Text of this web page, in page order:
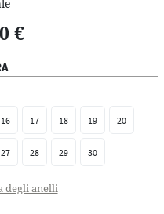
€
16 17 18 19 20
27 28 29 30
degli anelli